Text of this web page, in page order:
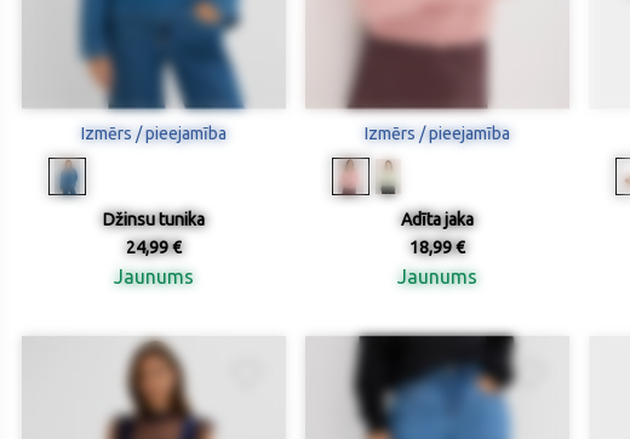
Izmērs / pieejamība
Džinsu tunika
24,99 €
Jaunums
Izmērs / pieejamība
Adīta jaka
18,99 €
Jaunums